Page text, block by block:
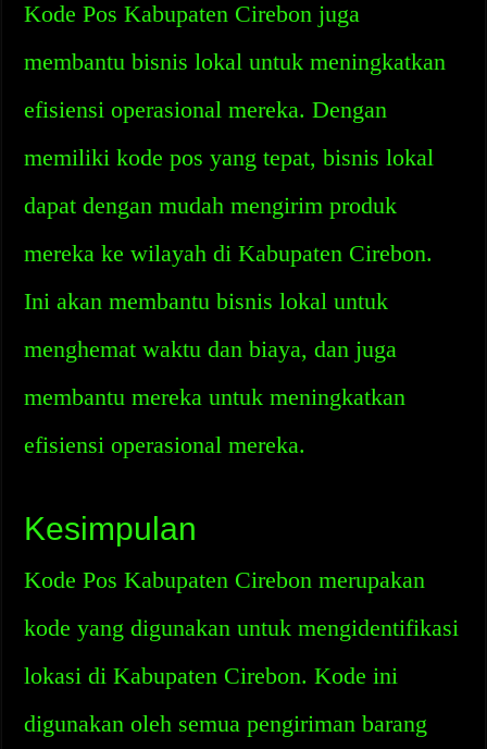
Kode Pos Kabupaten Cirebon juga
membantu bisnis lokal untuk meningkatkan
efisiensi operasional mereka. Dengan
memiliki kode pos yang tepat, bisnis lokal
dapat dengan mudah mengirim produk
mereka ke wilayah di Kabupaten Cirebon.
Ini akan membantu bisnis lokal untuk
menghemat waktu dan biaya, dan juga
membantu mereka untuk meningkatkan
efisiensi operasional mereka.
Kesimpulan
Kode Pos Kabupaten Cirebon merupakan
kode yang digunakan untuk mengidentifikasi
lokasi di Kabupaten Cirebon. Kode ini
digunakan oleh semua pengiriman barang